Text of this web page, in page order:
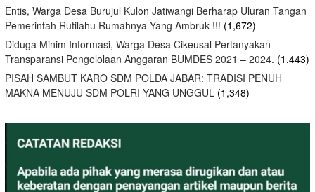
Entis, Warga Desa Burujul Kulon Jatiwangi Berharap Uluran Tangan
Pemerintah Rutilahu Rumahnya Yang Ambruk !!! (1,672)
Diduga Minim Informasi, Warga Desa Cikeusal Pertanyakan
Transparansi Pengelolaan Anggaran BUMDES 2021 – 2024. (1,443)
PISAH SAMBUT KARO SDM POLDA JABAR: TRADISI PENUH
MAKNA MENUJU SDM POLRI YANG UNGGUL (1,348)